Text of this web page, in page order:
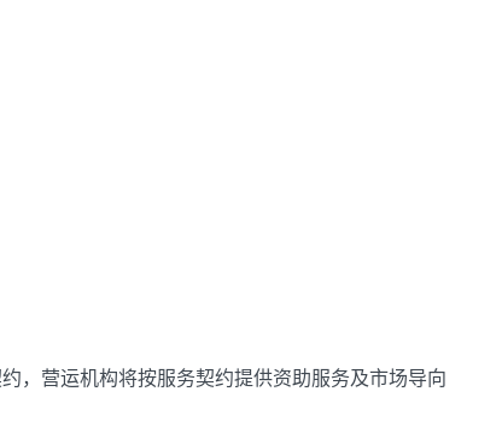
，营运机构将按服务契约提供资助服务及市场导向